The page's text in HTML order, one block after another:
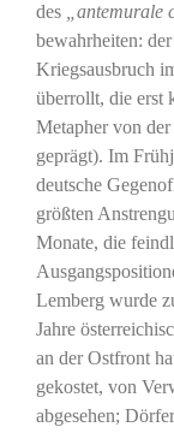
des
bewahrheiten:
Kriegsausbruch
überrollt, die erst
Metapher von der
geprägt). Im
deutsche
größten
Monate, die
Lemberg wurde
Jahre
an der Ostfront
gekostet, von
abgesehen;